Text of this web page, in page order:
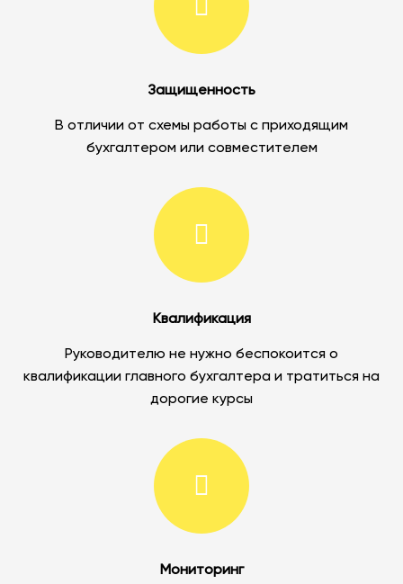
Защищенность
В отличии от схемы работы с приходящим
бухгалтером или совместителем
Квалификация
Руководителю не нужно беспокоится о
квалификации главного бухгалтера и тратиться на
дорогие курсы
Мониторинг